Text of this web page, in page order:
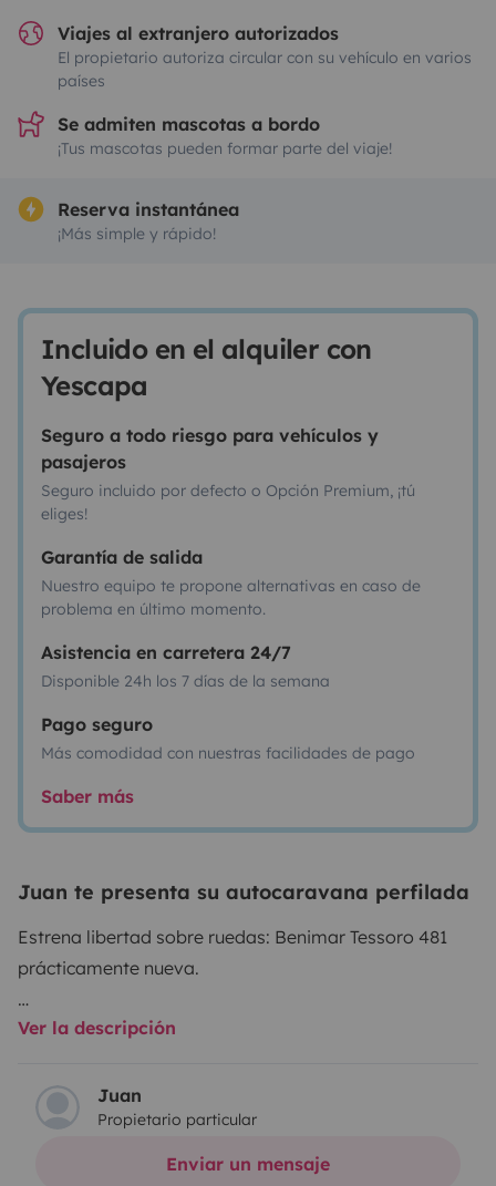
Viajes al extranjero autorizados
El propietario autoriza circular con su vehículo en varios
países
Se admiten mascotas a bordo
¡Tus mascotas pueden formar parte del viaje!
Reserva instantánea
¡Más simple y rápido!
Incluido en el alquiler con
Yescapa
Seguro a todo riesgo para vehículos y
pasajeros
Seguro incluido por defecto o Opción Premium, ¡tú
eliges!
Garantía de salida
Nuestro equipo te propone alternativas en caso de
problema en último momento.
Asistencia en carretera 24/7
Disponible 24h los 7 días de la semana
Pago seguro
Más comodidad con nuestras facilidades de pago
Saber más
Juan te presenta su autocaravana perfilada
Estrena libertad sobre ruedas: Benimar Tessoro 481
prácticamente nueva.
Esta Benimar Tessoro 481 perfilada no es solo una
aventura desde cero.
Con menos de 6 metros de longitud, es increíblemente
Ver la descripción
Juan
Propietario particular
Enviar un mensaje